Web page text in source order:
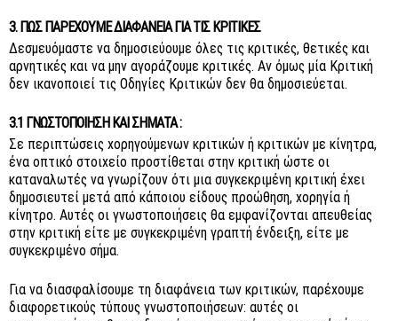
3. ΠΏΣ ΠΑΡΈΧΟΥΜΕ ΔΙΑΦΆΝΕΙΑ ΓΙΑ ΤΙΣ ΚΡΙΤΙΚΈΣ
Δεσμευόμαστε να δημοσιεύουμε όλες τις κριτικές, θετικές και
αρνητικές και να μην αγοράζουμε κριτικές. Αν όμως μία Κριτική
δεν ικανοποιεί τις Οδηγίες Κριτικών δεν θα δημοσιεύεται.
3.1 ΓΝΩΣΤΟΠΟΊΗΣΗ ΚΑΙ ΣΉΜΑΤΑ :
Σε περιπτώσεις χορηγούμενων κριτικών ή κριτικών με κίνητρα,
ένα οπτικό στοιχείο προστίθεται στην κριτική ώστε οι
καταναλωτές να γνωρίζουν ότι μια συγκεκριμένη κριτική έχει
δημοσιευτεί μετά από κάποιου είδους προώθηση, χορηγία ή
κίνητρο. Αυτές οι γνωστοποιήσεις θα εμφανίζονται απευθείας
στην κριτική είτε με συγκεκριμένη γραπτή ένδειξη, είτε με
συγκεκριμένο σήμα.
Για να διασφαλίσουμε τη διαφάνεια των κριτικών, παρέχουμε
διαφορετικούς τύπους γνωστοποιήσεων: αυτές οι